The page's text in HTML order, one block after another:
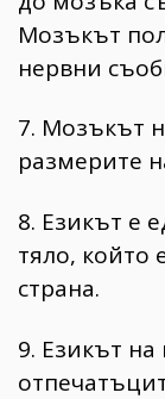
Мозъкът
нервни
7. Мозъкът
размерите
8. Езикът е
тяло, който
страна.
9. Езикът